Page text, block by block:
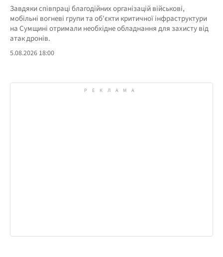
Завдяки співпраці благодійних організацій військові,
мобільні вогневі групи та об'єкти критичної інфраструктури
на Сумщині отримали необхідне обладнання для захисту від
атак дронів.
5.08.2026 18:00